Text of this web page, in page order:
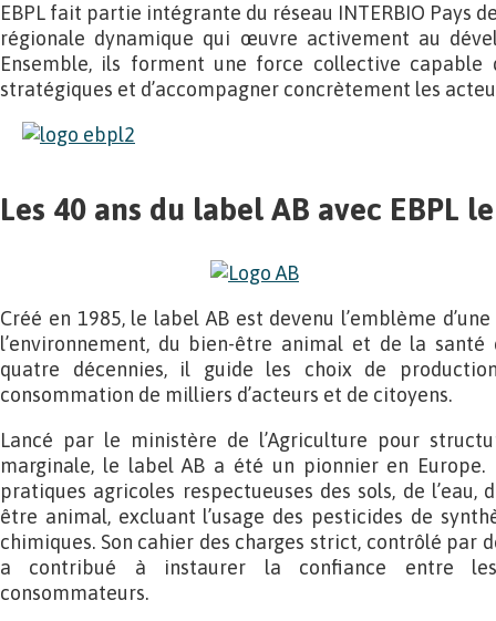
EBPL fait partie intégrante du réseau INTERBIO Pays
régionale dynamique qui œuvre activement au
Ensemble, ils forment une force collective capable
stratégiques et d’accompagner concrètement les
Les 40 ans du label AB avec EBPL
Créé en 1985, le label AB est devenu l’emblème
l’environnement, du bien-être animal et de la santé
quatre décennies, il guide les choix de
consommation de milliers d’acteurs et de citoyens.
Lancé par le ministère de l’Agriculture pour
marginale, le label AB a été un pionnier en Europe.
pratiques agricoles respectueuses des sols, de
être animal, excluant l’usage des pesticides de
chimiques. Son cahier des charges strict, contrôlé par
a contribué à instaurer la confiance entre
consommateurs.